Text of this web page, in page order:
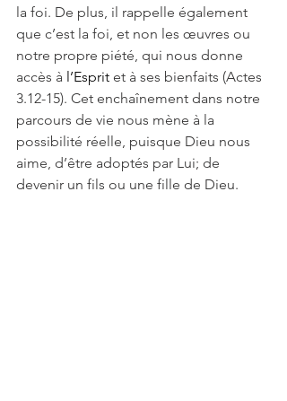
la foi. De plus, il rappelle également
que c’est la foi, et non les œuvres ou
notre propre piété, qui nous donne
accès à l’Esprit et à ses bienfaits (Actes
3.12-15). Cet enchaînement dans notre
parcours de vie nous mène à la
possibilité réelle, puisque Dieu nous
aime, d’être adoptés par Lui; de
devenir un fils ou une fille de Dieu.